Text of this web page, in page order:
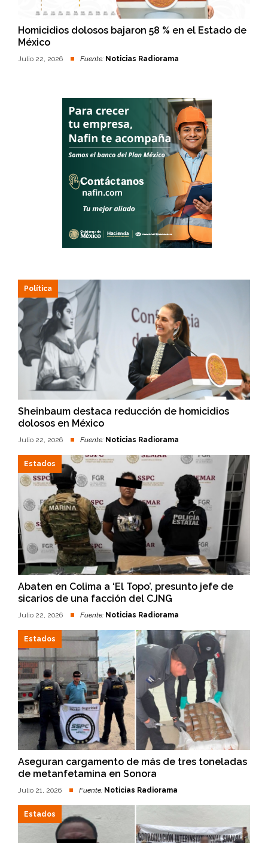
Homicidios dolosos bajaron 58 % en el Estado de
México
Julio 22, 2026 Fuente: Noticias Radiorama
Política
Sheinbaum destaca reducción de homicidios
dolosos en México
Julio 22, 2026 Fuente: Noticias Radiorama
Estados
Abaten en Colima a ‘El Topo’, presunto jefe de
sicarios de una facción del CJNG
Julio 22, 2026 Fuente: Noticias Radiorama
Estados
Aseguran cargamento de más de tres toneladas
de metanfetamina en Sonora
Julio 21, 2026 Fuente: Noticias Radiorama
Estados